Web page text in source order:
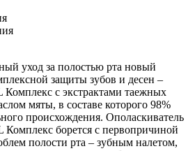
уход за полостью рта новый
защиты зубов и десен –
с экстрактами таежных
мяты, в составе которого 98%
происхождения. Ополаскиватель
Комплекс борется с первопричиной
полости рта – зубным налетом,